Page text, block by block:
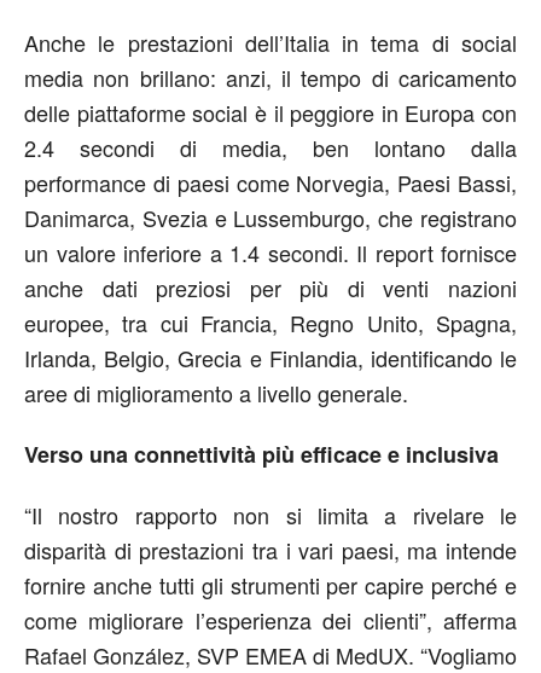
Anche le prestazioni dell’Italia in tema di social
media non brillano: anzi, il tempo di caricamento
delle piattaforme social è il peggiore in Europa con
2.4 secondi di media, ben lontano dalla
performance di paesi come Norvegia, Paesi Bassi,
Danimarca, Svezia e Lussemburgo, che registrano
un valore inferiore a 1.4 secondi. Il report fornisce
anche dati preziosi per più di venti nazioni
europee, tra cui Francia, Regno Unito, Spagna,
Irlanda, Belgio, Grecia e Finlandia, identificando le
aree di miglioramento a livello generale.
Verso una connettività più efficace e inclusiva
“Il nostro rapporto non si limita a rivelare le
disparità di prestazioni tra i vari paesi, ma intende
fornire anche tutti gli strumenti per capire perché e
come migliorare l’esperienza dei clienti”, afferma
Rafael González, SVP EMEA di MedUX. “Vogliamo